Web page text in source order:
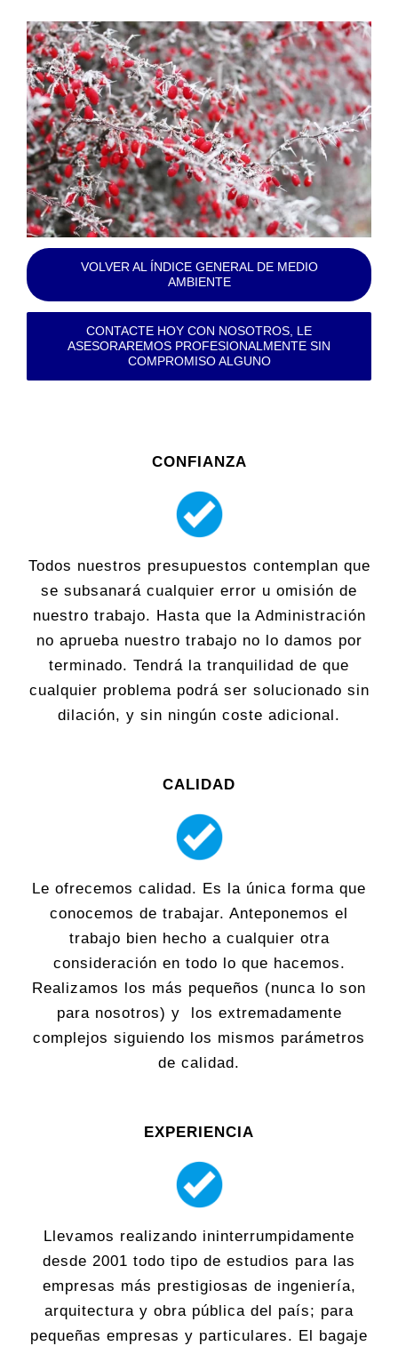
VOLVER AL ÍNDICE GENERAL DE MEDIO
AMBIENTE
CONTACTE HOY CON NOSOTROS, LE
ASESORAREMOS PROFESIONALMENTE SIN
COMPROMISO ALGUNO
CONFIANZA
Todos nuestros presupuestos contemplan que
se subsanará cualquier error u omisión de
nuestro trabajo. Hasta que la Administración
no aprueba nuestro trabajo no lo damos por
terminado. Tendrá la tranquilidad de que
cualquier problema podrá ser solucionado sin
dilación, y sin ningún coste adicional.
CALIDAD
Le ofrecemos calidad. Es la única forma que
conocemos de trabajar. Anteponemos el
trabajo bien hecho a cualquier otra
consideración en todo lo que hacemos.
Realizamos los más pequeños (nunca lo son
para nosotros) y los extremadamente
complejos siguiendo los mismos parámetros
de calidad.
EXPERIENCIA
Llevamos realizando ininterrumpidamente
desde 2001 todo tipo de estudios para las
empresas más prestigiosas de ingeniería,
arquitectura y obra pública del país; para
pequeñas empresas y particulares. El bagaje